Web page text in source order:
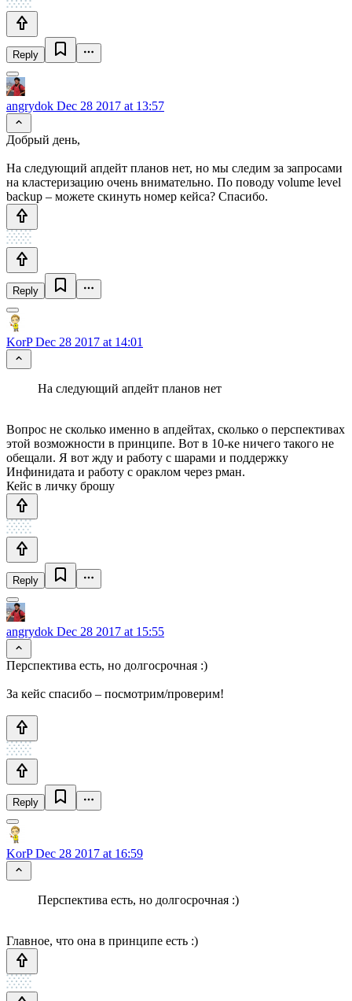
Reply
angrydok Dec 28 2017 at 13:57
Добрый день,
На следующий апдейт планов нет, но мы следим за запросами
на кластеризацию очень внимательно. По поводу volume level
backup – можете скинуть номер кейса? Спасибо.
Reply
KorPDec 28 2017 at 14:01
На следующий апдейт планов нет
Вопрос не сколько именно в апдейтах, сколько о перспективах
этой возможности в принципе. Вот в 10-ке ничего такого не
обещали. Я вот жду и работу с шарами и поддержку
Инфинидата и работу с ораклом через рман.
Кейс в личку брошу
Reply
angrydok Dec 28 2017 at 15:55
Перспектива есть, но долгосрочная :)
За кейс спасибо – посмотрим/проверим!
Reply
KorPDec 28 2017 at 16:59
Перспектива есть, но долгосрочная :)
Главное, что она в принципе есть :)